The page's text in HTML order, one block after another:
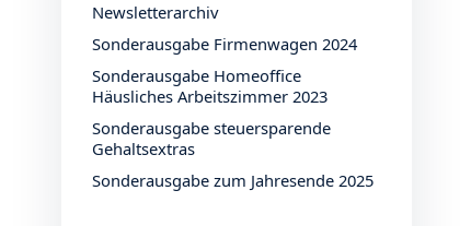
Newsletterarchiv
Sonderausgabe Firmenwagen 2024
Sonderausgabe Homeoffice
Häusliches Arbeitszimmer 2023
Sonderausgabe steuersparende
Gehaltsextras
Sonderausgabe zum Jahresende 2025